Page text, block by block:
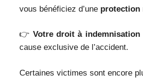
vous bénéficiez d’une protection
👉Votre droit à indemnisation
cause exclusive de l’accident.
Certaines victimes sont encore